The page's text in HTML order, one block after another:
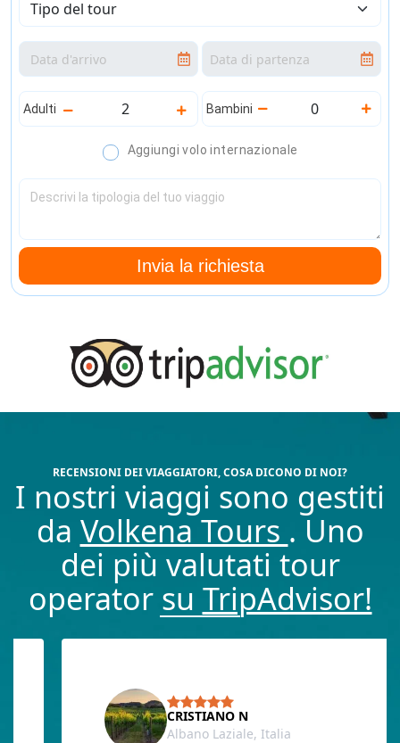
Adulti Bambini
Aggiungi volo internazionale
Invia la richiesta
RECENSIONI DEI VIAGGIATORI, COSA DICONO DI NOI?
I nostri viaggi sono gestiti
da Volkena Tours . Uno
dei più valutati tour
operator su TripAdvisor!
CRISTIANO N
Albano Laziale, Italia